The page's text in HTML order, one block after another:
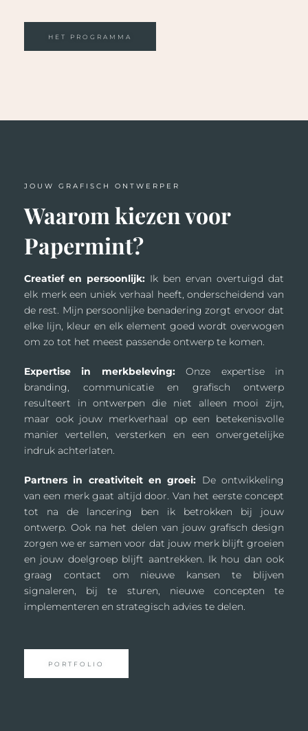
HET PROGRAMMA
JOUW GRAFISCH ONTWERPER
Waarom kiezen voor
Papermint?
Creatief en persoonlijk: Ik ben ervan overtuigd dat
elk merk een uniek verhaal heeft, onderscheidend van
de rest. Mijn persoonlijke benadering zorgt ervoor dat
elke lijn, kleur en elk element goed wordt overwogen
om zo tot het meest passende ontwerp te komen.
Expertise in merkbeleving:Onze expertise in
branding, communicatie en grafisch ontwerp
resulteert in ontwerpen die niet alleen mooi zijn,
maar ook jouw merkverhaal op een betekenisvolle
manier vertellen, versterken en een onvergetelijke
indruk achterlaten.
Partners in creativiteit en groei: De ontwikkeling
van een merk gaat altijd door. Van het eerste concept
tot na de lancering ben ik betrokken bij jouw
ontwerp. Ook na het delen van jouw grafisch design
zorgen we er samen voor dat jouw merk blijft groeien
en jouw doelgroep blijft aantrekken. Ik hou dan ook
graag contact om nieuwe kansen te blijven
signaleren, bij te sturen, nieuwe concepten te
implementeren en strategisch advies te delen.
PORTFOLIO